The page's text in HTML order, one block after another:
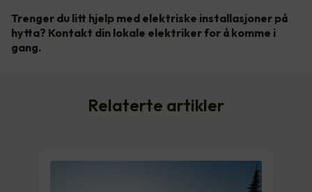
Trenger du litt hjelp med elektriske installasjoner på
hytta? Kontakt din lokale elektriker for å komme i
gang.
Relaterte artikler